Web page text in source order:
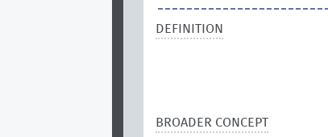
DEFINITION
BROADER CONCEPT